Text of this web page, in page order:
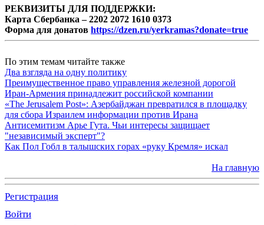
РЕКВИЗИТЫ ДЛЯ ПОДДЕРЖКИ:
Карта Сбербанка – 2202 2072 1610 0373
Форма для донатов https://dzen.ru/yerkramas?donate=true
По этим темам читайте также
Два взгляда на одну политику
Преимущественное право управления железной дорогой
Иран-Армения принадлежит российской компании
«The Jerusalem Post»: Азербайджан превратился в площадку
для сбора Израилем информации против Ирана
Антисемитизм Арье Гута. Чьи интересы защищает
"независимый эксперт"?
Как Пол Гобл в талышских горах «руку Кремля» искал
На главную
Регистрация
Войти